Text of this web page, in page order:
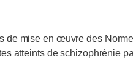
mise en œuvre des
atteints de schizophrénie